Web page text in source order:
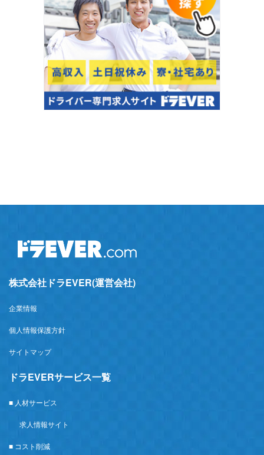
株式会社ドラEVER(運営会社)
企業情報
個人情報保護方針
サイトマップ
ドラEVERサービス一覧
■ 人材サービス
求人情報サイト
■ コスト削減